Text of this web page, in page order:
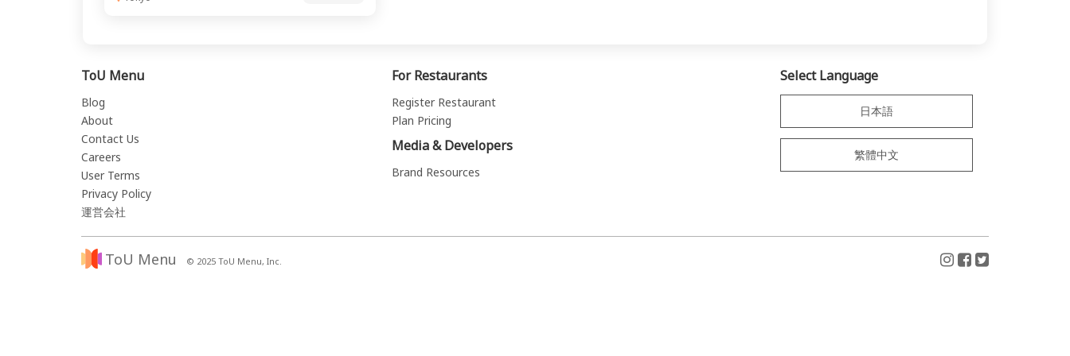
ToU Menu
Blog
About
Contact Us
Careers
User Terms
Privacy Policy
運営会社
For Restaurants
Register Restaurant
Plan Pricing
Media & Developers
Brand Resources
Select Language
日本語
繁體中文
ToU Menu © 2025 ToU Menu, Inc.